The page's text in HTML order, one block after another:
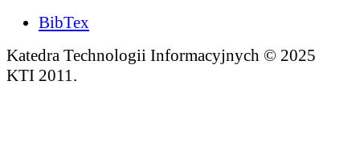
BibTex
Katedra Technologii Informacyjnych © 2025
KTI 2011.